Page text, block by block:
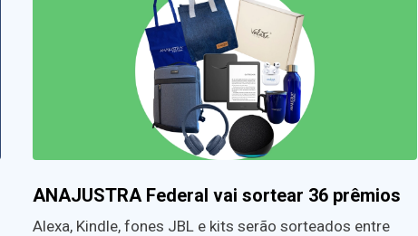
ANAJUSTRA Federal vai sortear 36 prêmios
Alexa, Kindle, fones JBL e kits serão sorteados entre